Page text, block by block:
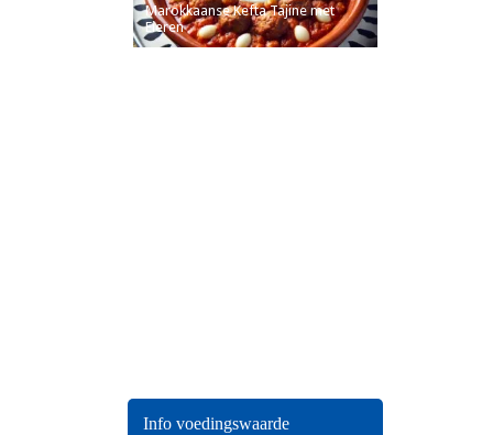
Marokkaanse Kefta Tajine met
Eieren
Info voedingswaarde